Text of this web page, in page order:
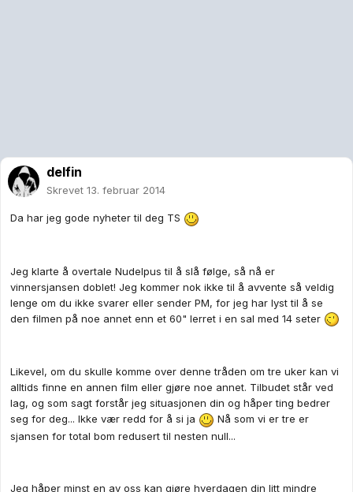
delfin
Skrevet 13. februar 2014
Da har jeg gode nyheter til deg TS
Jeg klarte å overtale Nudelpus til å slå følge, så nå er
vinnersjansen doblet! Jeg kommer nok ikke til å avvente så veldig
lenge om du ikke svarer eller sender PM, for jeg har lyst til å se
den filmen på noe annet enn et 60" lerret i en sal med 14 seter
Likevel, om du skulle komme over denne tråden om tre uker kan vi
alltids finne en annen film eller gjøre noe annet. Tilbudet står ved
lag, og som sagt forstår jeg situasjonen din og håper ting bedrer
seg for deg... Ikke vær redd for å si ja
Nå som vi er tre er
sjansen for total bom redusert til nesten null...
Jeg håper minst en av oss kan gjøre hverdagen din litt mindre